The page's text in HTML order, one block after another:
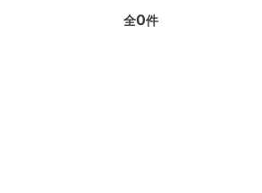
全0件